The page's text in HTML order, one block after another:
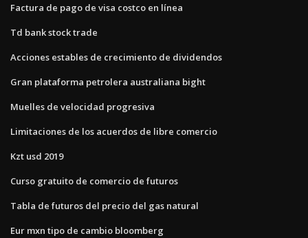
Factura de pago de visa costco en línea
Td bank stock trade
Acciones estables de crecimiento de dividendos
Gran plataforma petrolera australiana bight
Muelles de velocidad progresiva
Limitaciones de los acuerdos de libre comercio
Kzt usd 2019
Curso gratuito de comercio de futuros
Tabla de futuros del precio del gas natural
Eur mxn tipo de cambio bloomberg